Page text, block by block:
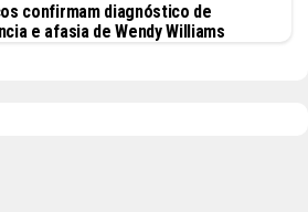
confirmam diagnóstico de
e afasia de Wendy Williams